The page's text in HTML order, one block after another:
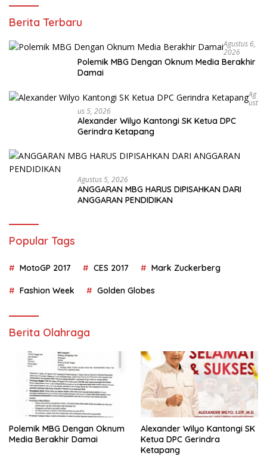
Berita Terbaru
Agustus 6,
2026
Polemik MBG Dengan Oknum Media Berakhir
Damai
Ag
Ust
Us 5, 2026
Alexander Wilyo Kantongi SK Ketua DPC
Gerindra Ketapang
Agustus 5, 2026
ANGGARAN MBG HARUS DIPISAHKAN DARI
ANGGARAN PENDIDIKAN
Popular Tags
MotoGP 2017 CES 2017 Mark Zuckerberg
Fashion Week Golden Globes
Berita Olahraga
Polemik MBG Dengan Oknum
Media Berakhir Damai
Alexander Wilyo Kantongi SK
Ketua DPC Gerindra
Ketapang